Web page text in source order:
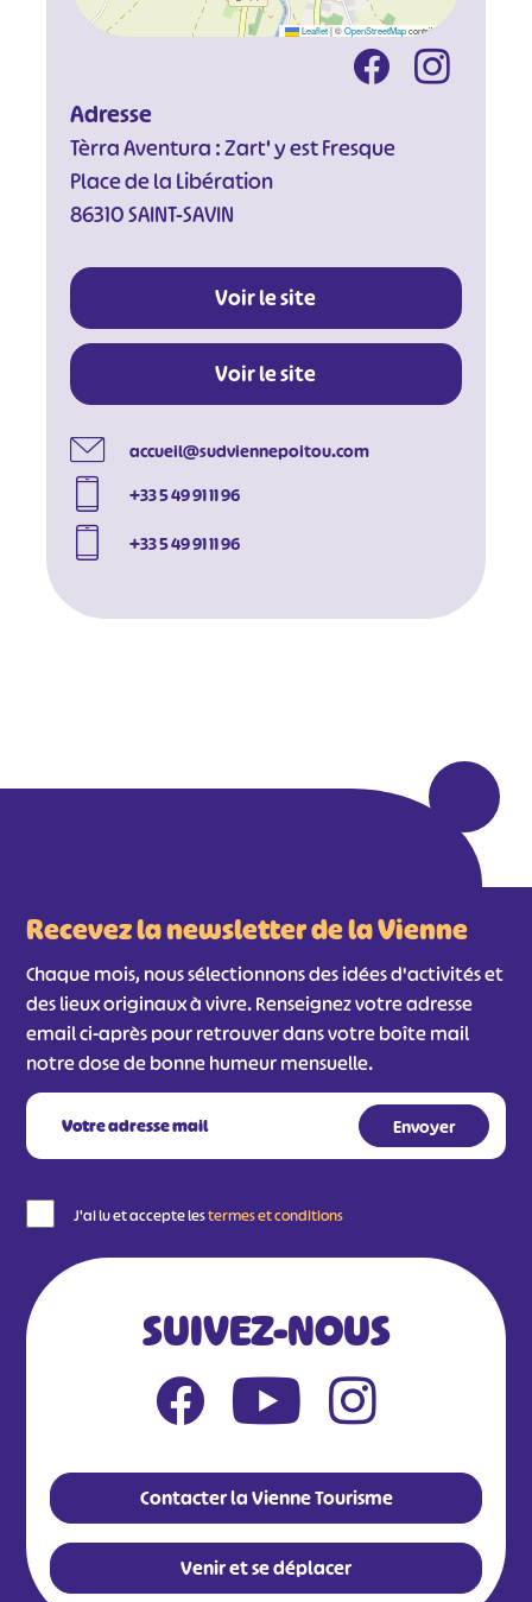
Leaflet |©OpenStreetMapcontributors
Adresse
Tèrra Aventura : Zart' y est Fresque
Place de la Libération
86310 SAINT-SAVIN
Voir le site
Voir le site
accueil@sudviennepoitou.com
+33 5 49 91 11 96
+33 5 49 91 11 96
Recevez la newsletter de la Vienne
Chaque mois, nous sélectionnons des idées d'activités et
des lieux originaux à vivre. Renseignez votre adresse
email ci-après pour retrouver dans votre boîte mail
notre dose de bonne humeur mensuelle.
J'ai lu et accepte lestermes et conditions
SUIVEZ-NOUS
Contacter la Vienne Tourisme
Venir et se déplacer
#